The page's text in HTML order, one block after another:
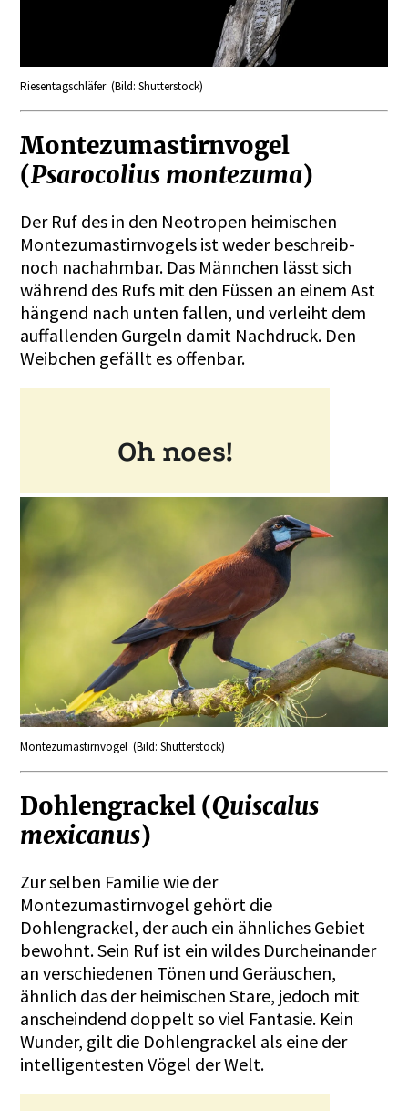
Riesentagschläfer (Bild: Shutterstock)
Montezumastirnvogel
(Psarocolius montezuma)
Der Ruf des in den Neotropen heimischen
Montezumastirnvogels ist weder beschreib-
noch nachahmbar. Das Männchen lässt sich
während des Rufs mit den Füssen an einem Ast
hängend nach unten fallen, und verleiht dem
auffallenden Gurgeln damit Nachdruck. Den
Weibchen gefällt es offenbar.
Montezumastirnvogel (Bild: Shutterstock)
Dohlengrackel (Quiscalus
mexicanus)
Zur selben Familie wie der
Montezumastirnvogel gehört die
Dohlengrackel, der auch ein ähnliches Gebiet
bewohnt. Sein Ruf ist ein wildes Durcheinander
an verschiedenen Tönen und Geräuschen,
ähnlich das der heimischen Stare, jedoch mit
anscheindend doppelt so viel Fantasie. Kein
Wunder, gilt die Dohlengrackel als eine der
intelligentesten Vögel der Welt.